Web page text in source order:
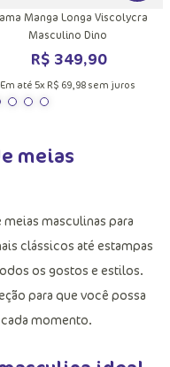
Manga Longa Viscolycra
Masculino Dino
R$ 349,90
Em até 5x R$ 69,98sem juros
meias
masculinas para
clássicos até estampas
os gostos e estilos.
para que você possa
momento.